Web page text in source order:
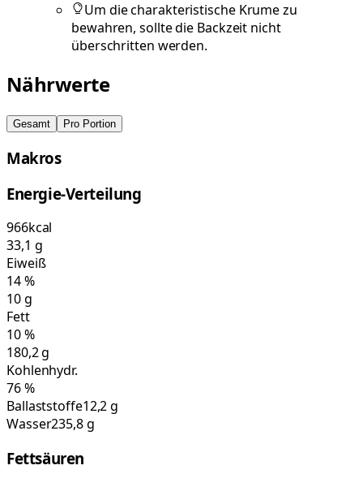
Um die charakteristische Krume zu
bewahren, sollte die Backzeit nicht
überschritten werden.
Nährwerte
Gesamt Pro Portion
Makros
Energie-Verteilung
966kcal
33,1 g
Eiweiß
14%
10g
Fett
10%
180,2g
Kohlenhydr.
76%
Ballaststoffe12,2 g
Wasser235,8 g
Fettsäuren